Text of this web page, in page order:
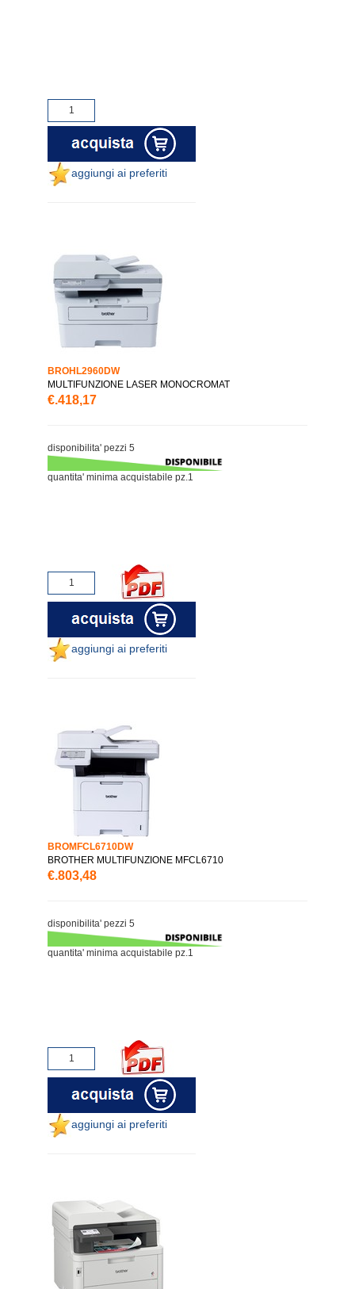
aggiungi ai preferiti
BROHL2960DW
MULTIFUNZIONE LASER MONOCROMAT
€.418,17
disponibilita' pezzi 5
quantita' minima acquistabile pz.1
aggiungi ai preferiti
BROMFCL6710DW
BROTHER MULTIFUNZIONE MFCL6710
€.803,48
disponibilita' pezzi 5
quantita' minima acquistabile pz.1
aggiungi ai preferiti